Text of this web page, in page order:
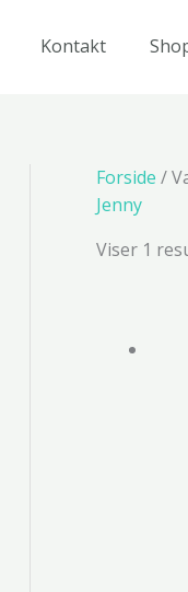
Kontakt
Forside /
Jenny
Viser 1